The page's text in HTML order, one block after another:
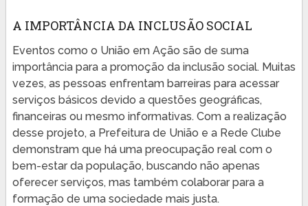
A IMPORTÂNCIA DA INCLUSÃO SOCIAL
Eventos como o União em Ação são de suma
importância para a promoção da inclusão social. Muitas
vezes, as pessoas enfrentam barreiras para acessar
serviços básicos devido a questões geográficas,
financeiras ou mesmo informativas. Com a realização
desse projeto, a Prefeitura de União e a Rede Clube
demonstram que há uma preocupação real com o
bem-estar da população, buscando não apenas
oferecer serviços, mas também colaborar para a
formação de uma sociedade mais justa.